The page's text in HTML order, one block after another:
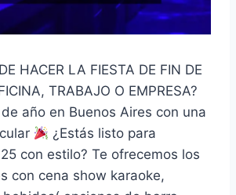
HACER LA FIESTA DE FIN DE
TRABAJO O EMPRESA?
año en Buenos Aires con una
¿Estás listo para
con estilo? Te ofrecemos los
con cena show karaoke,